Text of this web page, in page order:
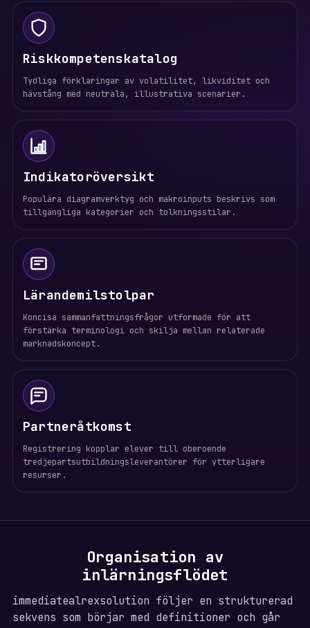
Riskkompetenskatalog
Tydliga förklaringar av volatilitet, likviditet och
hävstång med neutrala, illustrativa scenarier.
Indikatoröversikt
Populära diagramverktyg och makroinputs beskrivs som
tillgängliga kategorier och tolkningsstilar.
Lärandemilstolpar
Koncisa sammanfattningsfrågor utformade för att
förstärka terminologi och skilja mellan relaterade
marknadskoncept.
Partneråtkomst
Registrering kopplar elever till oberoende
tredjepartsutbildningsleverantörer för ytterligare
resurser.
Organisation av
inlärningsflödet
immediatealrexsolution följer en strukturerad
sekvens som börjar med definitioner och går